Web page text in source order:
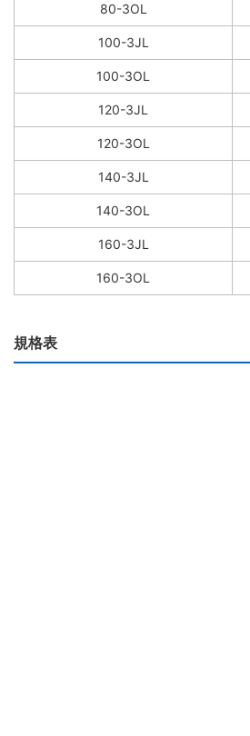
80-3OL
100-3JL
100-3OL
120-3JL
120-3OL
140-3JL
140-3OL
160-3JL
160-3OL
規格表